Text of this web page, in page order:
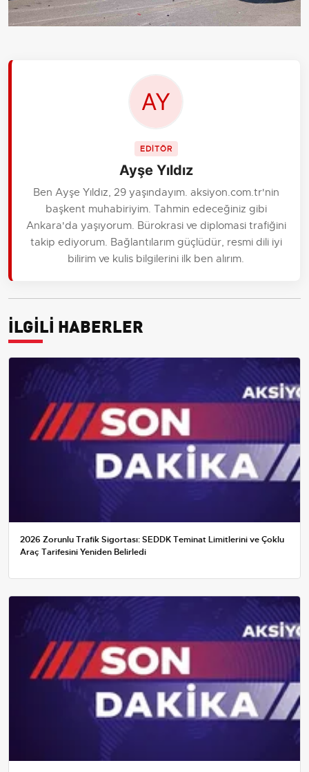
EDİTÖR
Ayşe Yıldız
Ben Ayşe Yıldız, 29 yaşındayım. aksiyon.com.tr'nin
başkent muhabiriyim. Tahmin edeceğiniz gibi
Ankara'da yaşıyorum. Bürokrasi ve diplomasi trafiğini
takip ediyorum. Bağlantılarım güçlüdür, resmi dili iyi
bilirim ve kulis bilgilerini ilk ben alırım.
İLGİLİ HABERLER
2026 Zorunlu Trafik Sigortası: SEDDK Teminat Limitlerini ve Çoklu
Araç Tarifesini Yeniden Belirledi